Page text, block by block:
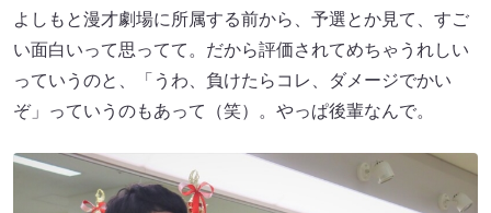
よしもと漫才劇場に所属する前から、予選とか見て、すご
い面白いって思ってて。だから評価されてめちゃうれしい
っていうのと、「うわ、負けたらコレ、ダメージでかい
ぞ」っていうのもあって（笑）。やっぱ後輩なんで。